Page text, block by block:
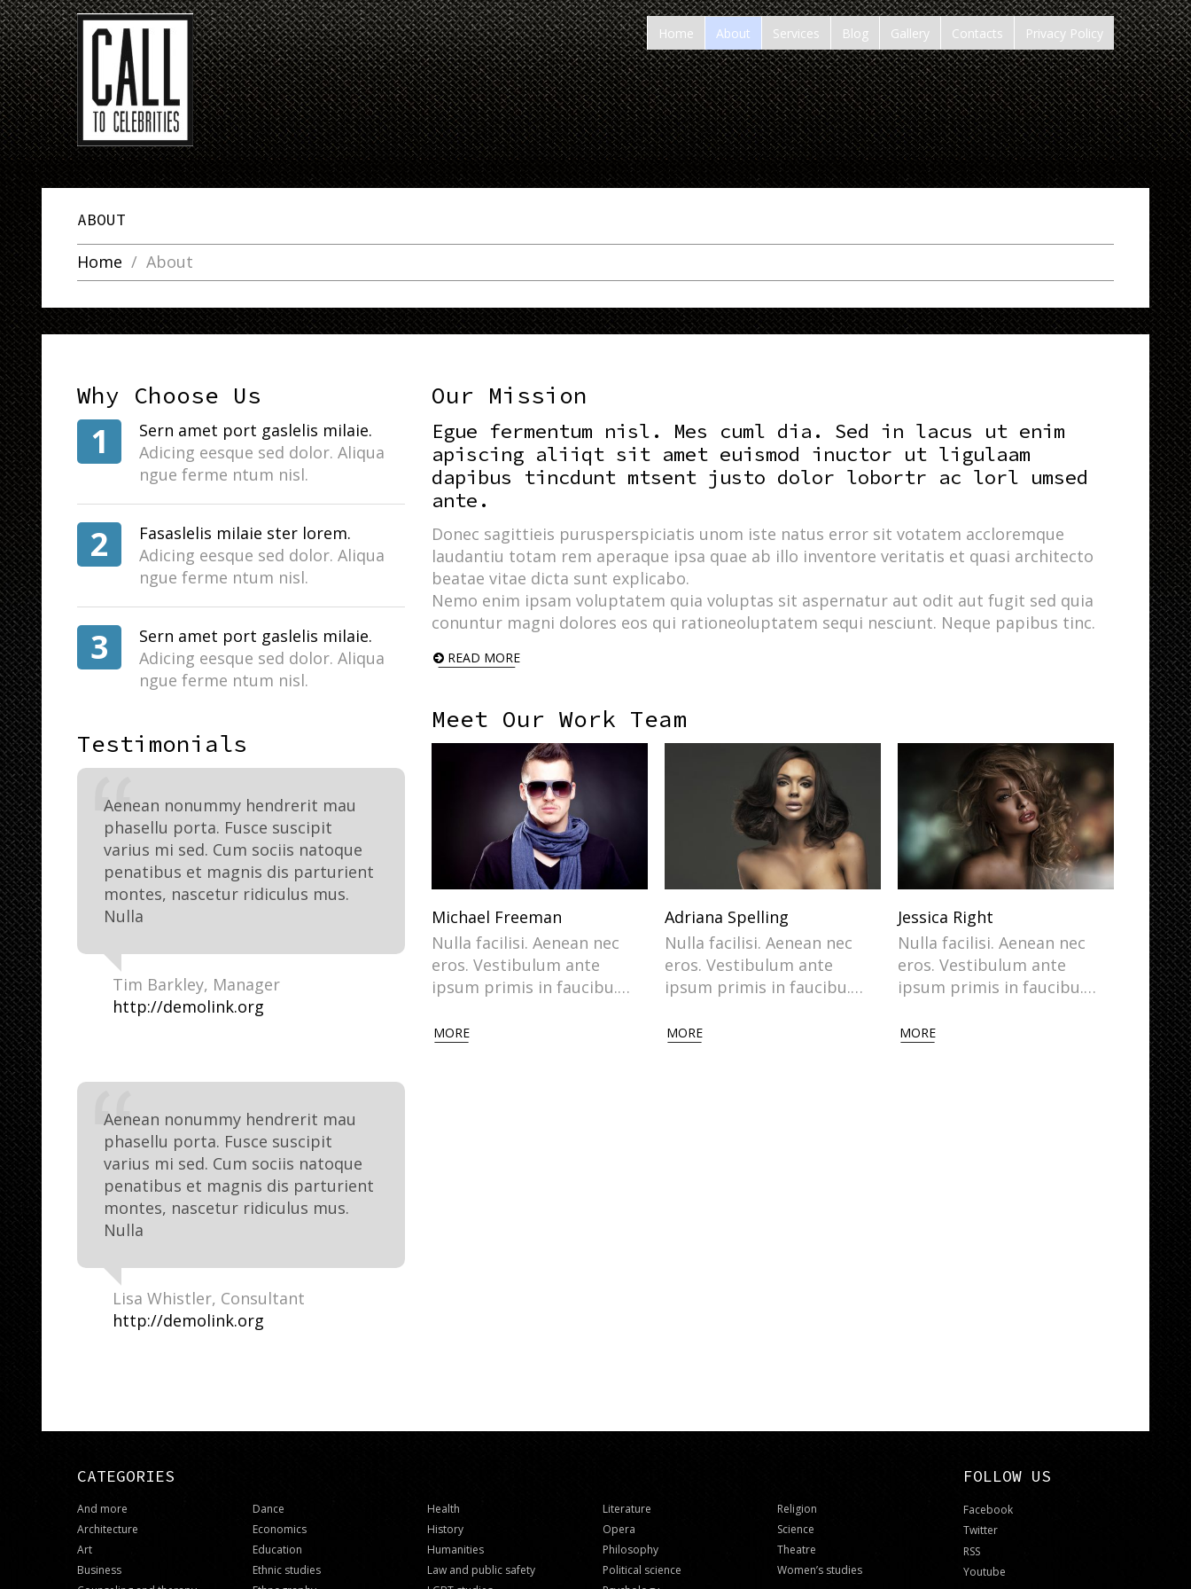
Home About Services Blog Gallery Contacts Privacy Policy
ABOUT
Home About
Why Choose Us
1
Sern amet port gaslelis milaie.
Adicing eesque sed dolor. Aliqua
ngue ferme ntum nisl.
2
Fasaslelis milaie ster lorem.
Adicing eesque sed dolor. Aliqua
ngue ferme ntum nisl.
3
Sern amet port gaslelis milaie.
Adicing eesque sed dolor. Aliqua
ngue ferme ntum nisl.
Testimonials
Aenean nonummy hendrerit mau
phasellu porta. Fusce suscipit
varius mi sed. Cum sociis natoque
penatibus et magnis dis parturient
montes, nascetur ridiculus mus.
Nulla
Tim Barkley Manager
http://demolink.org
Aenean nonummy hendrerit mau
phasellu porta. Fusce suscipit
varius mi sed. Cum sociis natoque
penatibus et magnis dis parturient
montes, nascetur ridiculus mus.
Nulla
Lisa Whistler Consultant
http://demolink.org
Our Mission
Egue fermentum nisl. Mes cuml dia. Sed in lacus ut enim
apiscing aliiqt sit amet euismod inuctor ut ligulaam
dapibus tincdunt mtsent justo dolor lobortr ac lorl umsed
ante.
Donec sagittieis purusperspiciatis unom iste natus error sit votatem accloremque
laudantiu totam rem aperaque ipsa quae ab illo inventore veritatis et quasi architecto
beatae vitae dicta sunt explicabo.
Nemo enim ipsam voluptatem quia voluptas sit aspernatur aut odit aut fugit sed quia
conuntur magni dolores eos qui rationeoluptatem sequi nesciunt. Neque papibus tinc.
READ MORE
Meet Our Work Team
Michael Freeman
Nulla facilisi. Aenean nec
eros. Vestibulum ante
ipsum primis in faucibu.…
MORE
Adriana Spelling
Nulla facilisi. Aenean nec
eros. Vestibulum ante
ipsum primis in faucibu.…
MORE
Jessica Right
Nulla facilisi. Aenean nec
eros. Vestibulum ante
ipsum primis in faucibu.…
MORE
CATEGORIES
And more
Architecture
Art
Business
Dance
Economics
Education
Ethnic studies
Health
History
Humanities
Law and public safety
Literature
Opera
Philosophy
Political science
Religion
Science
Theatre
Women’s studies
FOLLOW US
Facebook
Twitter
RSS
Youtube